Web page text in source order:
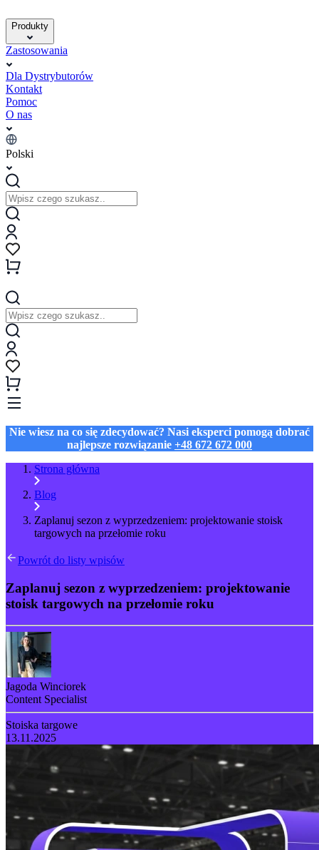
Produkty
Zastosowania
Dla Dystrybutorów
Kontakt
Pomoc
O nas
Polski
Nie wiesz na co się zdecydować? Nasi eksperci pomogą dobrać
najlepsze rozwiązanie +48 672 672 000
Strona główna
Blog
Zaplanuj sezon z wyprzedzeniem: projektowanie stoisk
targowych na przełomie roku
Powrót do listy wpisów
Zaplanuj sezon z wyprzedzeniem: projektowanie
stoisk targowych na przełomie roku
Jagoda Winciorek
Content Specialist
Stoiska targowe
13.11.2025